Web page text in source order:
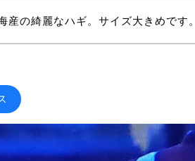
産の綺麗なハギ。サイズ大きめです。